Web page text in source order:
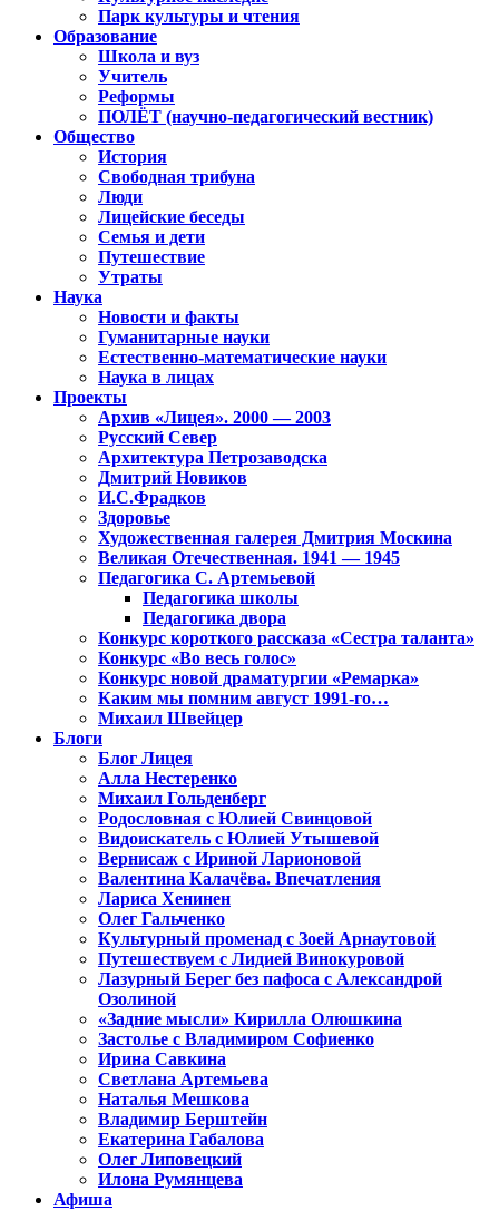
Парк культуры и чтения
Образование
Школа и вуз
Учитель
Реформы
ПОЛЁТ (научно-педагогический вестник)
Общество
История
Свободная трибуна
Люди
Лицейские беседы
Семья и дети
Путешествие
Утраты
Наука
Новости и факты
Гуманитарные науки
Естественно-математические науки
Наука в лицах
Проекты
Архив «Лицея». 2000 — 2003
Русский Север
Архитектура Петрозаводска
Дмитрий Новиков
И.С.Фрадков
Здоровье
Художественная галерея Дмитрия Москина
Великая Отечественная. 1941 — 1945
Педагогика С. Артемьевой
Педагогика школы
Педагогика двора
Конкурс короткого рассказа «Сестра таланта»
Конкурс «Во весь голос»
Конкурс новой драматургии «Ремарка»
Каким мы помним август 1991-го…
Михаил Швейцер
Блоги
Блог Лицея
Алла Нестеренко
Михаил Гольденберг
Родословная с Юлией Свинцовой
Видоискатель с Юлией Утышевой
Вернисаж с Ириной Ларионовой
Валентина Калачёва. Впечатления
Лариса Хенинен
Олег Гальченко
Культурный променад с Зоей Арнаутовой
Путешествуем с Лидией Винокуровой
Лазурный Берег без пафоса с Александрой
Озолиной
«Задние мысли» Кирилла Олюшкина
Застолье с Владимиром Софиенко
Ирина Савкина
Светлана Артемьева
Наталья Мешкова
Владимир Берштейн
Екатерина Габалова
Олег Липовецкий
Илона Румянцева
Афиша